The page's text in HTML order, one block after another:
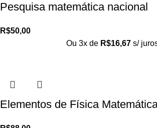
Pesquisa matemática nacional
R$50,00
Ou 3x de R$16,67 s/
Elementos de Física